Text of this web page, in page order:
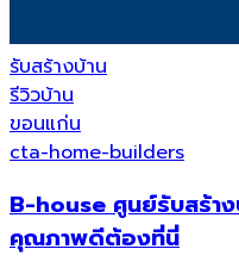
รับสร้างบ้าน
รีวิวบ้าน
ขอนแก่น
cta-home-builders
B-house ศูนย์รับสร้า
คุณภาพดีต้องที่นี่